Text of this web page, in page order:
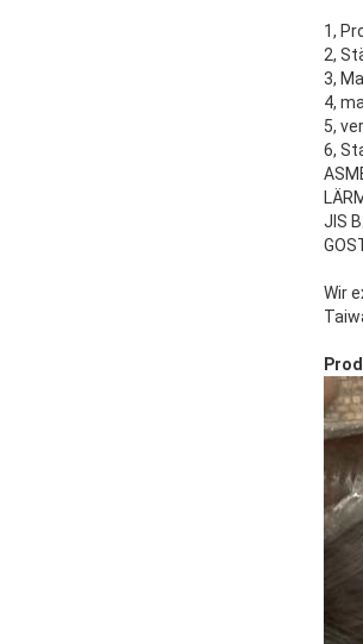
1,
2,
3,
4,
5,
6,
JIS
Wir